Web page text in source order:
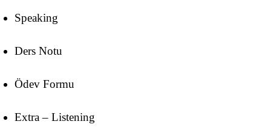
Speaking
Ders Notu
Ödev Formu
Extra – Listening